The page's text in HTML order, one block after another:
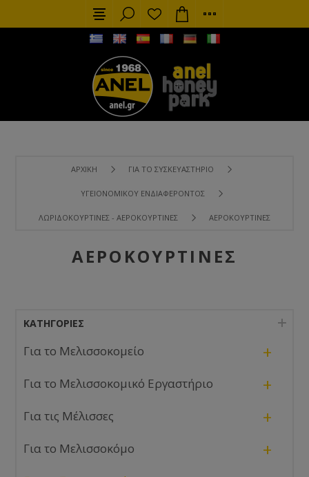
ΑΡΧΙΚΉ ΓΙΑ ΤΟ ΣΥΣΚΕΥΑΣΤΉΡΙΟ
ΥΓΕΙΟΝΟΜΙΚΟΎ ΕΝΔΙΑΦΈΡΟΝΤΟΣ
ΛΩΡΙΔΟΚΟΥΡΤΊΝΕΣ - ΑΕΡΟΚΟΥΡΤΊΝΕΣ ΑΕΡΟΚΟΥΡΤΊΝΕΣ
ΑΕΡΟΚΟΥΡΤΊΝΕΣ
ΚΑΤΗΓΟΡΊΕΣ
Για το Μελισσοκομείο +
Για το Μελισσοκομικό Εργαστήριο +
Για τις Μέλισσες +
Για το Μελισσοκόμο +